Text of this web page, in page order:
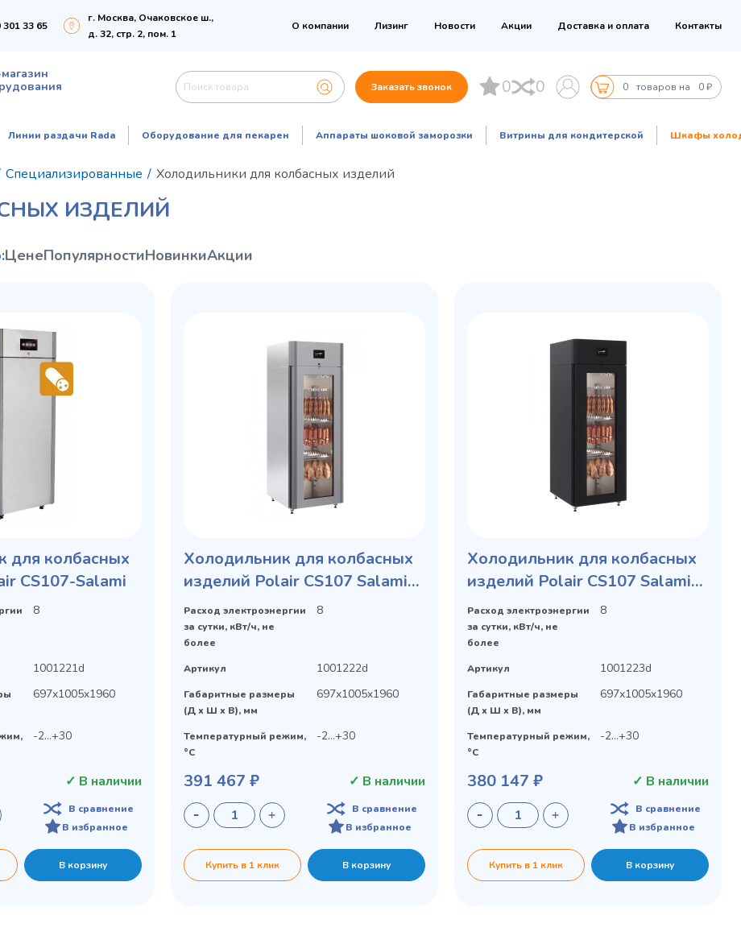
301 33 65
г. Москва, Очаковское ш.,
д. 32, стр. 2, пом. 1
О компании Лизинг Новости Акции Доставка и оплата Контакты
Заказать звонок 0 0 0 товаров на 0 ₽
Линии раздачи Rada Оборудование для пекарен Аппараты шоковой заморозки Витрины для кондитерской Шкафы
Специализированные / Холодильники для колбасных изделий
ИЗДЕЛИЙ
ЦенеПопулярностиНовинкиАкции
для колбасных
CS107-Salami
8
1001221d
697x1005x1960
-2…+30
✓ В наличии
В сравнение
В избранное
В корзину
Холодильник для колбасных
изделий Polair CS107 Salami
(со стеклянной дверью)
Расход электроэнергии
за сутки, кВт/ч, не
более
8
Артикул 1001222d
Габаритные размеры
(Д х Ш х В), мм
697x1005x1960
Температурный режим,
°C
-2…+30
391 467 ₽ ✓ В наличии
В сравнение
В избранное
Купить в 1 клик В корзину
Холодильник для колбасных
изделий Polair CS107 Salami
blaсk (со стеклянной дверью)
Расход электроэнергии
за сутки, кВт/ч, не
более
8
Артикул 1001223d
Габаритные размеры
(Д х Ш х В), мм
697x1005x1960
Температурный режим,
°C
-2…+30
380 147 ₽ ✓ В наличии
В сравнение
В избранное
Купить в 1 клик В корзину